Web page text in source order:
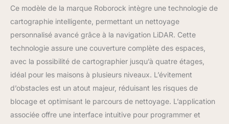
avec station est toujours
prêt pour le prochain
nettoyage. Deux
serpillières rotatives &
relevage de 10 mm :
Soignez vos sols et
éliminez les taches
tenaces grâce à deux
serpillères rotatives
haute vitesse de 200
tr/min. Les 30 niveaux
Ce modèle de la marque Roborock intègre une technologie de
cartographie intelligente, permettant un nettoyage
personnalisé avancé grâce à la navigation LiDAR. Cette
technologie assure une couverture complète des espaces,
avec la possibilité de cartographier jusqu’à quatre étages,
idéal pour les maisons à plusieurs niveaux. L’évitement
d’obstacles est un atout majeur, réduisant les risques de
blocage et optimisant le parcours de nettoyage. L’application
associée offre une interface intuitive pour programmer et